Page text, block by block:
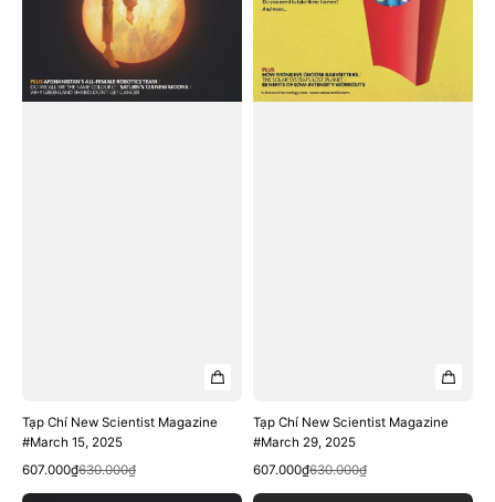
Tạp Chí New Scientist Magazine
#March 15, 2025
Sale
607.000₫
Regular
630.000₫
Quick View
Tạp Chí New Scientist Magazine
#March 29, 2025
Sale
607.000₫
Regular
630.000₫
Quick View